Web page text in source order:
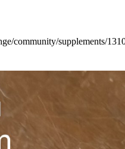
community/supplements/